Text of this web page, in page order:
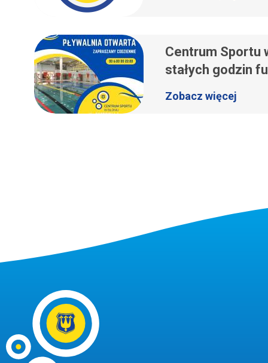
Centrum Sportu
stałych godzin
Zobacz więcej